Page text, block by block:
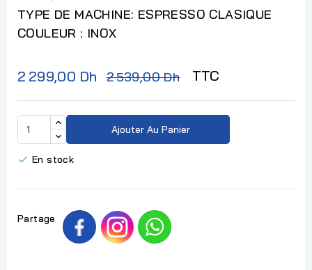
TYPE DE MACHINE: ESPRESSO CLASIQUE
COULEUR : INOX
2 299,00 Dh 2 539,00 Dh TTC
Ajouter Au Panier
 En stock
Partage